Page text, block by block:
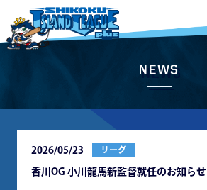
News
2026/05/23 リーグ
⾹川OG ⼩川⿓⾺新監督就任のお知らせ